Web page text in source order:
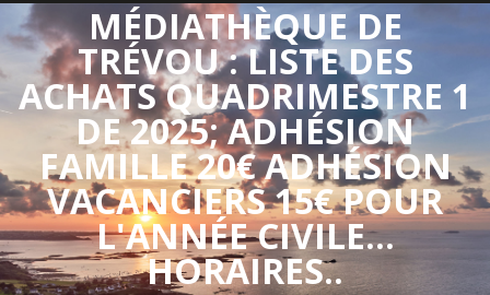
MÉDIATHÈQUE DE
TRÉVOU : LISTE DES
ACHATS QUADRIMESTRE 1
DE 2025; ADHÉSION
FAMILLE 20€ ADHÉSION
VACANCIERS 15€ POUR
L'ANNÉE CIVILE...
HORAIRES..